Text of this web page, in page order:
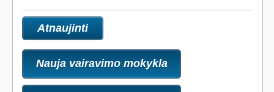
Nauja vairavimo mokykla